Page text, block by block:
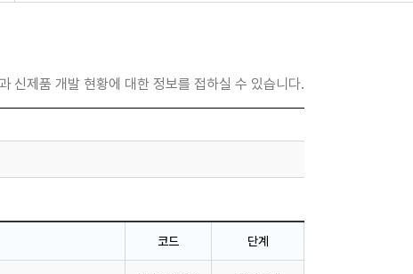
신제품 개발 현황에 대한 정보를 접하실 수 있습니다.
코드 단계